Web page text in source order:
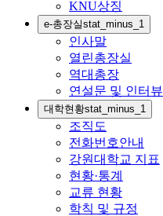
KNU상징
e-총장실stat_minus_1
인사말
열린총장실
역대총장
연설문 및 인터뷰
대학현황stat_minus_1
조직도
전화번호안내
강원대학교 지표
현황·통계
교류 현황
학칙 및 규정